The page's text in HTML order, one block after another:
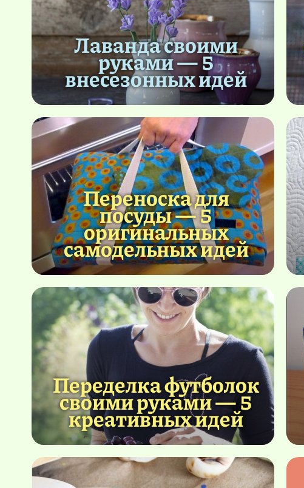
Лаванда своими
руками — 5
внесезонных идей
Переноска для
посуды — 5
оригинальных
самодельных идей
Переделка футболок
своими руками — 5
креативных идей